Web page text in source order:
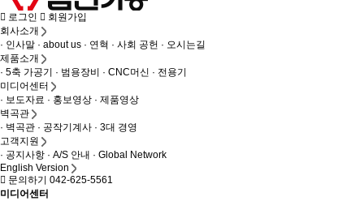
로그인
회원가입
회사소개
· 인사말 · about us · 연혁 · 사회 공헌 · 오시는길
제품소개
· 5축 가공기
· 범용장비 · CNC머신 · 전용기
미디어센터
· 보도자료 · 홍보영상 · 제품영상
벽곡관
· 벽곡관 · 공작기계사 · 3대 경영
고객지원
· 공지사항 · A/S 안내 · Global Network
English Version
문의하기 042-625-5561
미디어센터